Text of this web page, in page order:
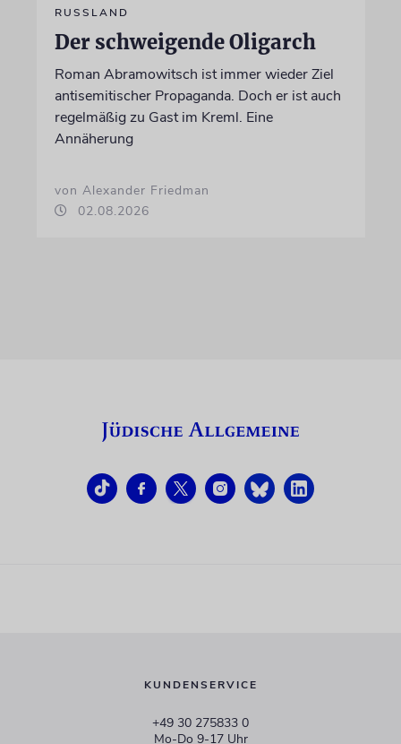
RUSSLAND
Der schweigende Oligarch
Roman Abramowitsch ist immer wieder Ziel
antisemitischer Propaganda. Doch er ist auch
regelmäßig zu Gast im Kreml. Eine
Annäherung
von Alexander Friedman
02.08.2026
KUNDENSERVICE
+49 30 275833 0
Mo-Do 9-17 Uhr